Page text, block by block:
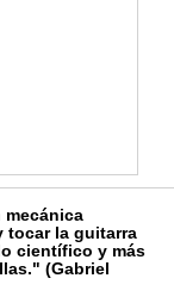
tocar la guitarra
científico y más
(Gabriel